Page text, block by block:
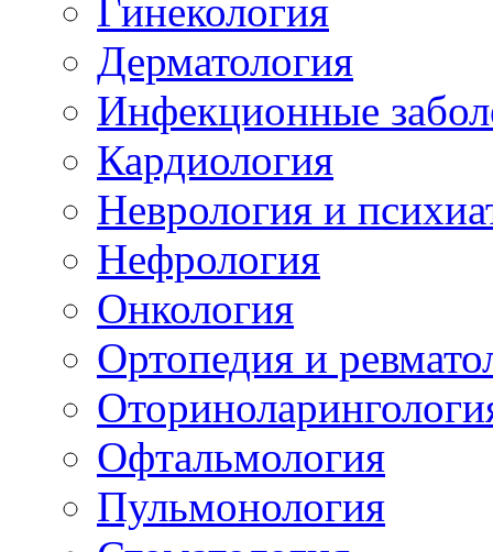
Гинекология
Дерматология
Инфекционные
Кардиология
Неврология и
Нефрология
Онкология
Ортопедия и
Офтальмология
Пульмонология